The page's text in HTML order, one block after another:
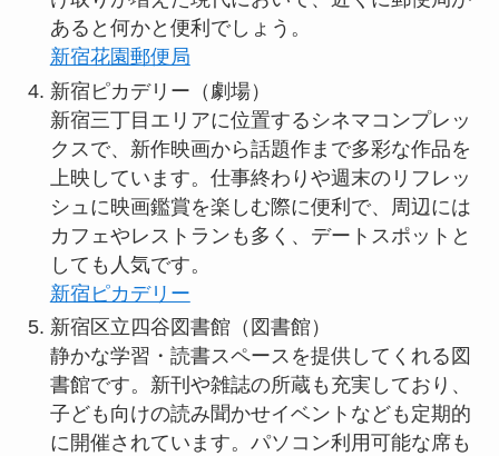
あると何かと便利でしょう。
新宿花園郵便局
新宿ピカデリー（劇場）
新宿三丁目エリアに位置するシネマコンプレッ
クスで、新作映画から話題作まで多彩な作品を
上映しています。仕事終わりや週末のリフレッ
シュに映画鑑賞を楽しむ際に便利で、周辺には
カフェやレストランも多く、デートスポットと
しても人気です。
新宿ピカデリー
新宿区立四谷図書館（図書館）
静かな学習・読書スペースを提供してくれる図
書館です。新刊や雑誌の所蔵も充実しており、
子ども向けの読み聞かせイベントなども定期的
に開催されています。パソコン利用可能な席も